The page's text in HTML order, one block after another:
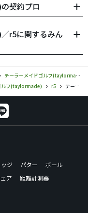
契約プロ
r5に関するみん
テーラーメイドゴルフ(taylormade)
ルフ(taylormade) r5 テーラーメイドゴルフ／r5／ユーティリティの口コミ評価
ジ パター
ボール
ア
距離計測器